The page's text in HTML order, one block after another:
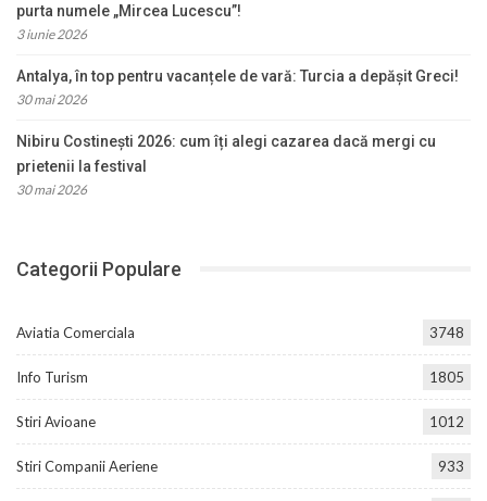
purta numele „Mircea Lucescu”!
3 iunie 2026
Antalya, în top pentru vacanțele de vară: Turcia a depășit Greci!
30 mai 2026
Nibiru Costinești 2026: cum îți alegi cazarea dacă mergi cu
prietenii la festival
30 mai 2026
Categorii Populare
Aviatia Comerciala 3748
Info Turism 1805
Stiri Avioane 1012
Stiri Companii Aeriene 933